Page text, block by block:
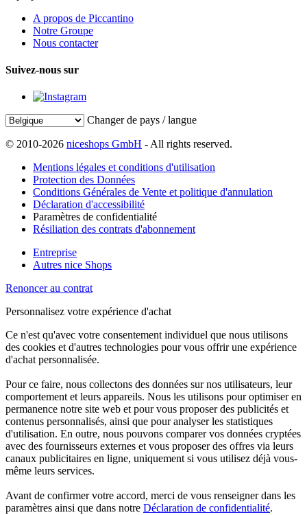
A propos de Piccantino
Notre Groupe
Nous contacter
Suivez-nous sur
Changer de pays / langue
© 2010-2026 niceshops GmbH - All rights reserved.
Mentions légales et conditions d'utilisation
Protection des Données
Conditions Générales de Vente et politique d'annulation
Déclaration d'accessibilité
Paramètres de confidentialité
Résiliation des contrats d'abonnement
Entreprise
Autres nice Shops
Renoncer au contrat
Personnalisez votre expérience d'achat
Ce n'est qu'avec votre consentement individuel que nous utilisons
des cookies et d'autres technologies pour vous offrir une expérience
d'achat personnalisée.
Pour ce faire, nous collectons des données sur nos utilisateurs, leur
comportement et leurs appareils. Nous les utilisons pour optimiser en
permanence notre site web et pour vous proposer des publicités et
contenus personnalisés, ainsi que pour analyser les statistiques
d'utilisation. En outre, nous pouvons comparer vos données cryptées
avec des fournisseurs externes et vous proposer des offres via leurs
canaux publicitaires en ligne, uniquement si vous utilisez déjà vous-
même leurs services.
Avant de confirmer votre accord, merci de vous renseigner dans les
paramètres ainsi que dans notre Déclaration de confidentialité.